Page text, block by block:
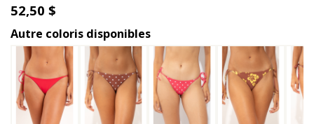
52,50 $
Autre coloris disponibles